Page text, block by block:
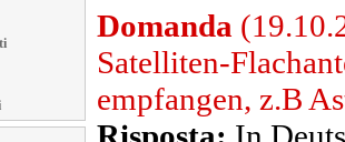
Domanda
Satelliten-
empfangen, z.B